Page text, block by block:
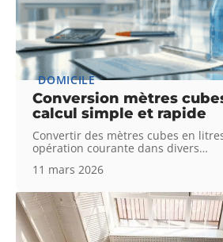
DOMICILE
Conversion mètres
calcul simple et rapide
Convertir des mètres cubes en
opération courante dans divers…
11 mars 2026